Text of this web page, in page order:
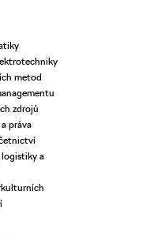
metod
zdrojů
práva
logistiky a